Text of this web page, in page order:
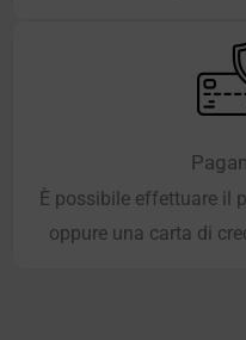
È possibile effettuare il
oppure una carta di